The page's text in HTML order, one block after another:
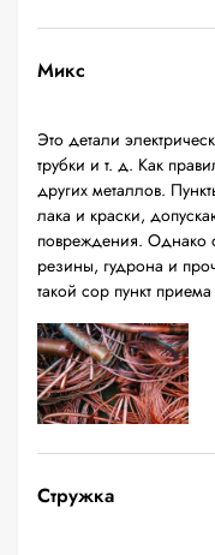
Микс
Это детали
трубки и т. д. Как
других металлов.
лака и краски,
повреждения. Однако
резины, гудрона и
такой сор пункт
Стружка